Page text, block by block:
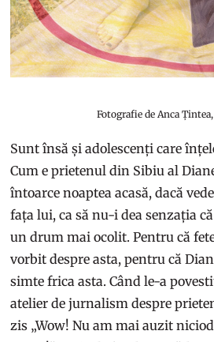
Fotografie de Anca
Sunt însă și adolescenți care
Cum e prietenul din Sibiu al
întoarce noaptea acasă, dacă
fața lui, ca să nu-i dea senzația
un drum mai ocolit. Pentru că
vorbit despre asta, pentru că
simte frica asta. Când le-a
atelier de jurnalism despre
zis „Wow! Nu am mai auzit